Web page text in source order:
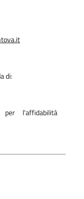
di:
per l'affidabilità